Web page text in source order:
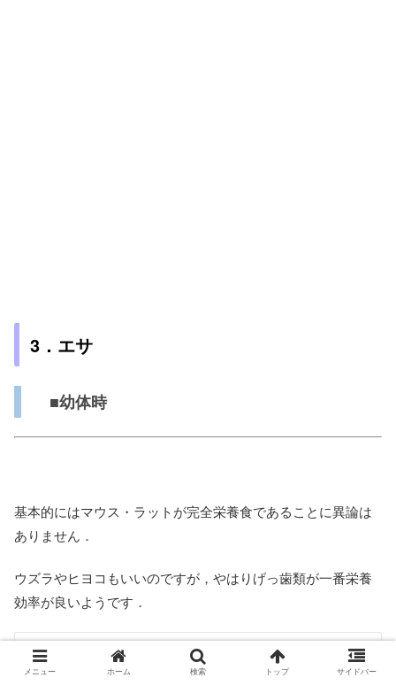
3．エサ
■幼体時
基本的にはマウス・ラットが完全栄養食であることに異論は
ありません．
ウズラやヒヨコもいいのですが，やはりげっ歯類が一番栄養
効率が良いようです．
メニュー ホーム 検索 トップ サイドバー